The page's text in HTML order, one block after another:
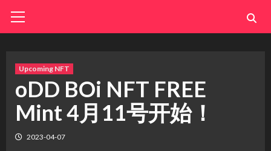
Menu
Upcoming NFT
oDD BOi NFT FREE
Mint 4月11号开始！
2023-04-07